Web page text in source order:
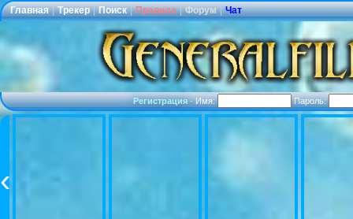
Главная | Трекер | Поиск | Правила | Форум | Чат
Регистрация·Имя: Пароль: